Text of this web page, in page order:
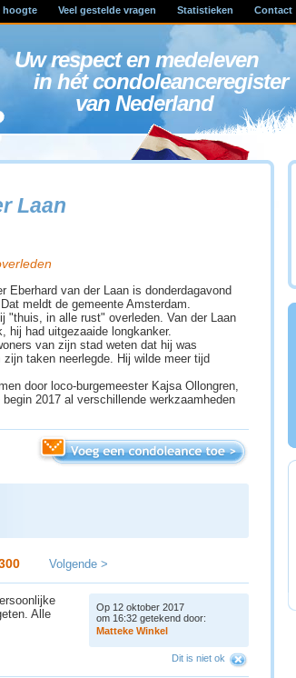
hoogte Veel gestelde vragen Statistieken Contact
Uw respect en medeleven
in hét condoleanceregister
van Nederland
Laan
Eberhard van der Laan is donderdagavond
meldt de gemeente Amsterdam.
"thuis, in alle rust" overleden. Van der Laan
hij had uitgezaaide longkanker.
van zijn stad weten dat hij was
taken neerlegde. Hij wilde meer tijd
door loco-burgemeester Kajsa Ollongren,
2017 al verschillende werkzaamheden
Volgende >
Alle
Op 12 oktober 2017
om 16:32 getekend door:
Matteke Winkel
Dit is niet ok